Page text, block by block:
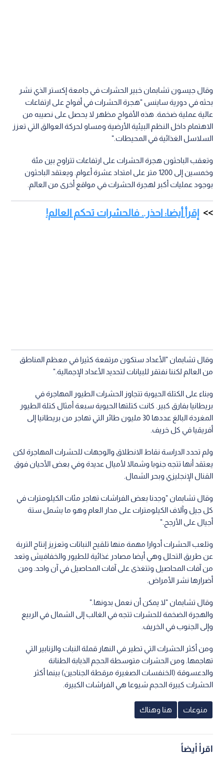
وقال جيسون تشابمان خبير الحشرات في جامعة إكستر الذي نشر
بحثه في دورية ساينس "هجرة الحشرات في أفواج على ارتفاعات
عالية عملية ضخمة. هذه الأفواج مظهر لا يحصل على نصيبه من
الاهتمام داخل النظم البيئية الأرضية ومساو لحركة العوالق التي تعزز
السلاسل الغذائية في المحيطات."
وتعقب الباحثون هجرة الحشرات على ارتفاعات تتراوح بين مئة
وخمسين إلى 1200 متر على امتداد عشرة أعوام. ويعتقد الباحثون
بوجود عمليات أكبر لهجرة الحشرات في مواقع أخرى من العالم.
إقرأ أيضا: احذر.. فالحشرات تحكم العالم!
وقال تشابمان "الأعداد ستكون مرتفعة كثيرا في معظم المناطق
من العالم لكننا نفتقر للبيانات لتحديد الأعداد الإجمالية."
وبناء على الكتلة الحيوية تتجاوز الحشرات الطيور المهاجرة في
بريطانيا بفارق كبير. كانت كتلتها الحيوية سبعة أمثال كتلة الطيور
المغردة البالغ عددها 30 مليون طائر التي تهاجر من بريطانيا إلى
أفريقيا في كل خريف.
ولم تحدد الدراسة نقاط الانطلاق والوجهات للحشرات المهاجرة لكن
يعتقد أنها تتجه جنوبا وشمالا لأميال عديدة وفي بعض الأحيان فوق
القنال الإنجليزي وبحر الشمال.
وقال تشابمان "وجدنا بعض الفراشات تهاجر مئات الكيلومترات في
كل جيل وآلاف الكيلومترات على مدار العام وهو ما يشمل ستة
أجيال على الأرجح."
وتلعب الحشرات أدوارا مهمة منها تلقيح النباتات وتعزيز إنتاج التربة
عن طريق التحلل وهي أيضا مصادر غذائية للطيور والخفافيش وتعد
من آفات المحاصيل وتتغذى على آفات المحاصيل في آن واحد. ومن
أضرارها نشر الأمراض.
وقال تشابمان "لا يمكن أن نعمل بدونها."
والهجرة الضخمة للحشرات تتجه في الغالب إلى الشمال في الربيع
وإلى الجنوب في الخريف.
ومن أكثر الحشرات التي تطير في النهار قملة النبات والزنابير التي
تهاجمها. ومن الحشرات متوسطة الحجم الذبابة الطنانة
والدعسوقة (الخنفسات الصغيرة مرقطة الجناحين) بينما أكثر
الحشرات كبيرة الحجم شيوعا هي الفراشات الكبيرة.
منوعات هنا وهناك
اقرأ أيضاً